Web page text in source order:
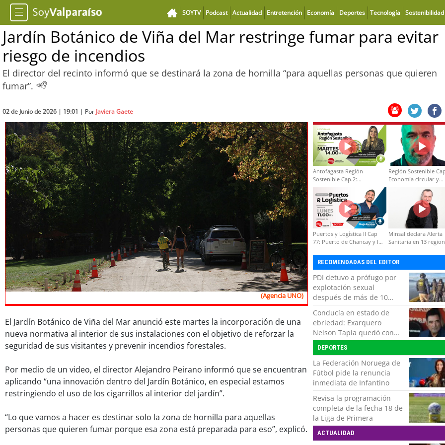
SOYTV Podcast Actualidad Entretención Economía Deportes Tecnología Sostenibilidad
Jardín Botánico de Viña del Mar restringe fumar para evitar
riesgo de incendios
El director del recinto informó que se destinará la zona de hornilla “para aquellas personas que quieren
fumar”.
02 de Junio de 2026 | 19:01 | Por Javiera Gaete
(Agencia UNO)
El Jardín Botánico de Viña del Mar anunció este martes la incorporación de una
nueva normativa al interior de sus instalaciones con el objetivo de reforzar la
seguridad de sus visitantes y prevenir incendios forestales.
Por medio de un video, el director Alejandro Peirano informó que se encuentran
aplicando “una innovación dentro del Jardín Botánico, en especial estamos
restringiendo el uso de los cigarrillos al interior del jardín”.
“Lo que vamos a hacer es destinar solo la zona de hornilla para aquellas
personas que quieren fumar porque esa zona está preparada para eso”, explicó.
Antofagasta Región
Sostenible Cap.2:
Educación ambiental y
formación de capacidades
técnicas
Región Sostenible
Economía circular y
Puertos y Logística II Cap
77: Puerto de Chancay y la
Minsal declara Alerta
Sanitaria en 13
RECOMENDADAS DEL EDITOR
PDI detuvo a prófugo por
explotación sexual
después de más de 10
horas de navegación en la
zona austral
Conducía en estado de
ebriedad: Exarquero
Nelson Tapia quedó con
lesiones graves tras
accidente vehicular
DEPORTES
La Federación Noruega de
Fútbol pide la renuncia
inmediata de Infantino
Revisa la programación
completa de la fecha 18 de
la Liga de Primera
ACTUALIDAD